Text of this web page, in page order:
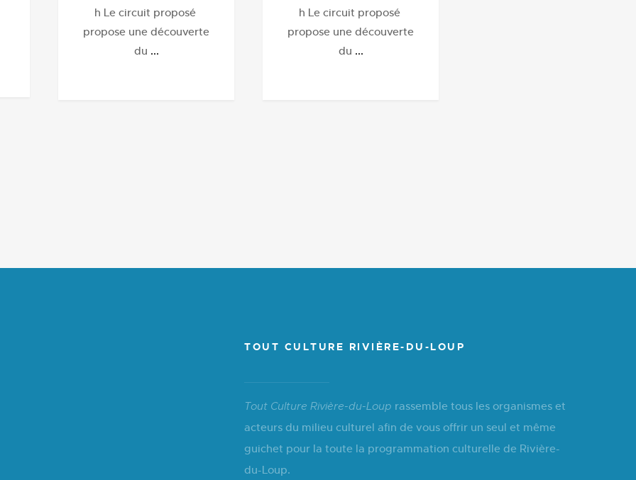
h Le circuit proposé
propose une découverte
du ...
h Le circuit proposé
propose une découverte
du ...
TOUT CULTURE RIVIÈRE-DU-LOUP
Tout Culture Rivière-du-Loup rassemble tous les organismes et
acteurs du milieu culturel afin de vous offrir un seul et même
guichet pour la toute la programmation culturelle de Rivière-
du-Loup.